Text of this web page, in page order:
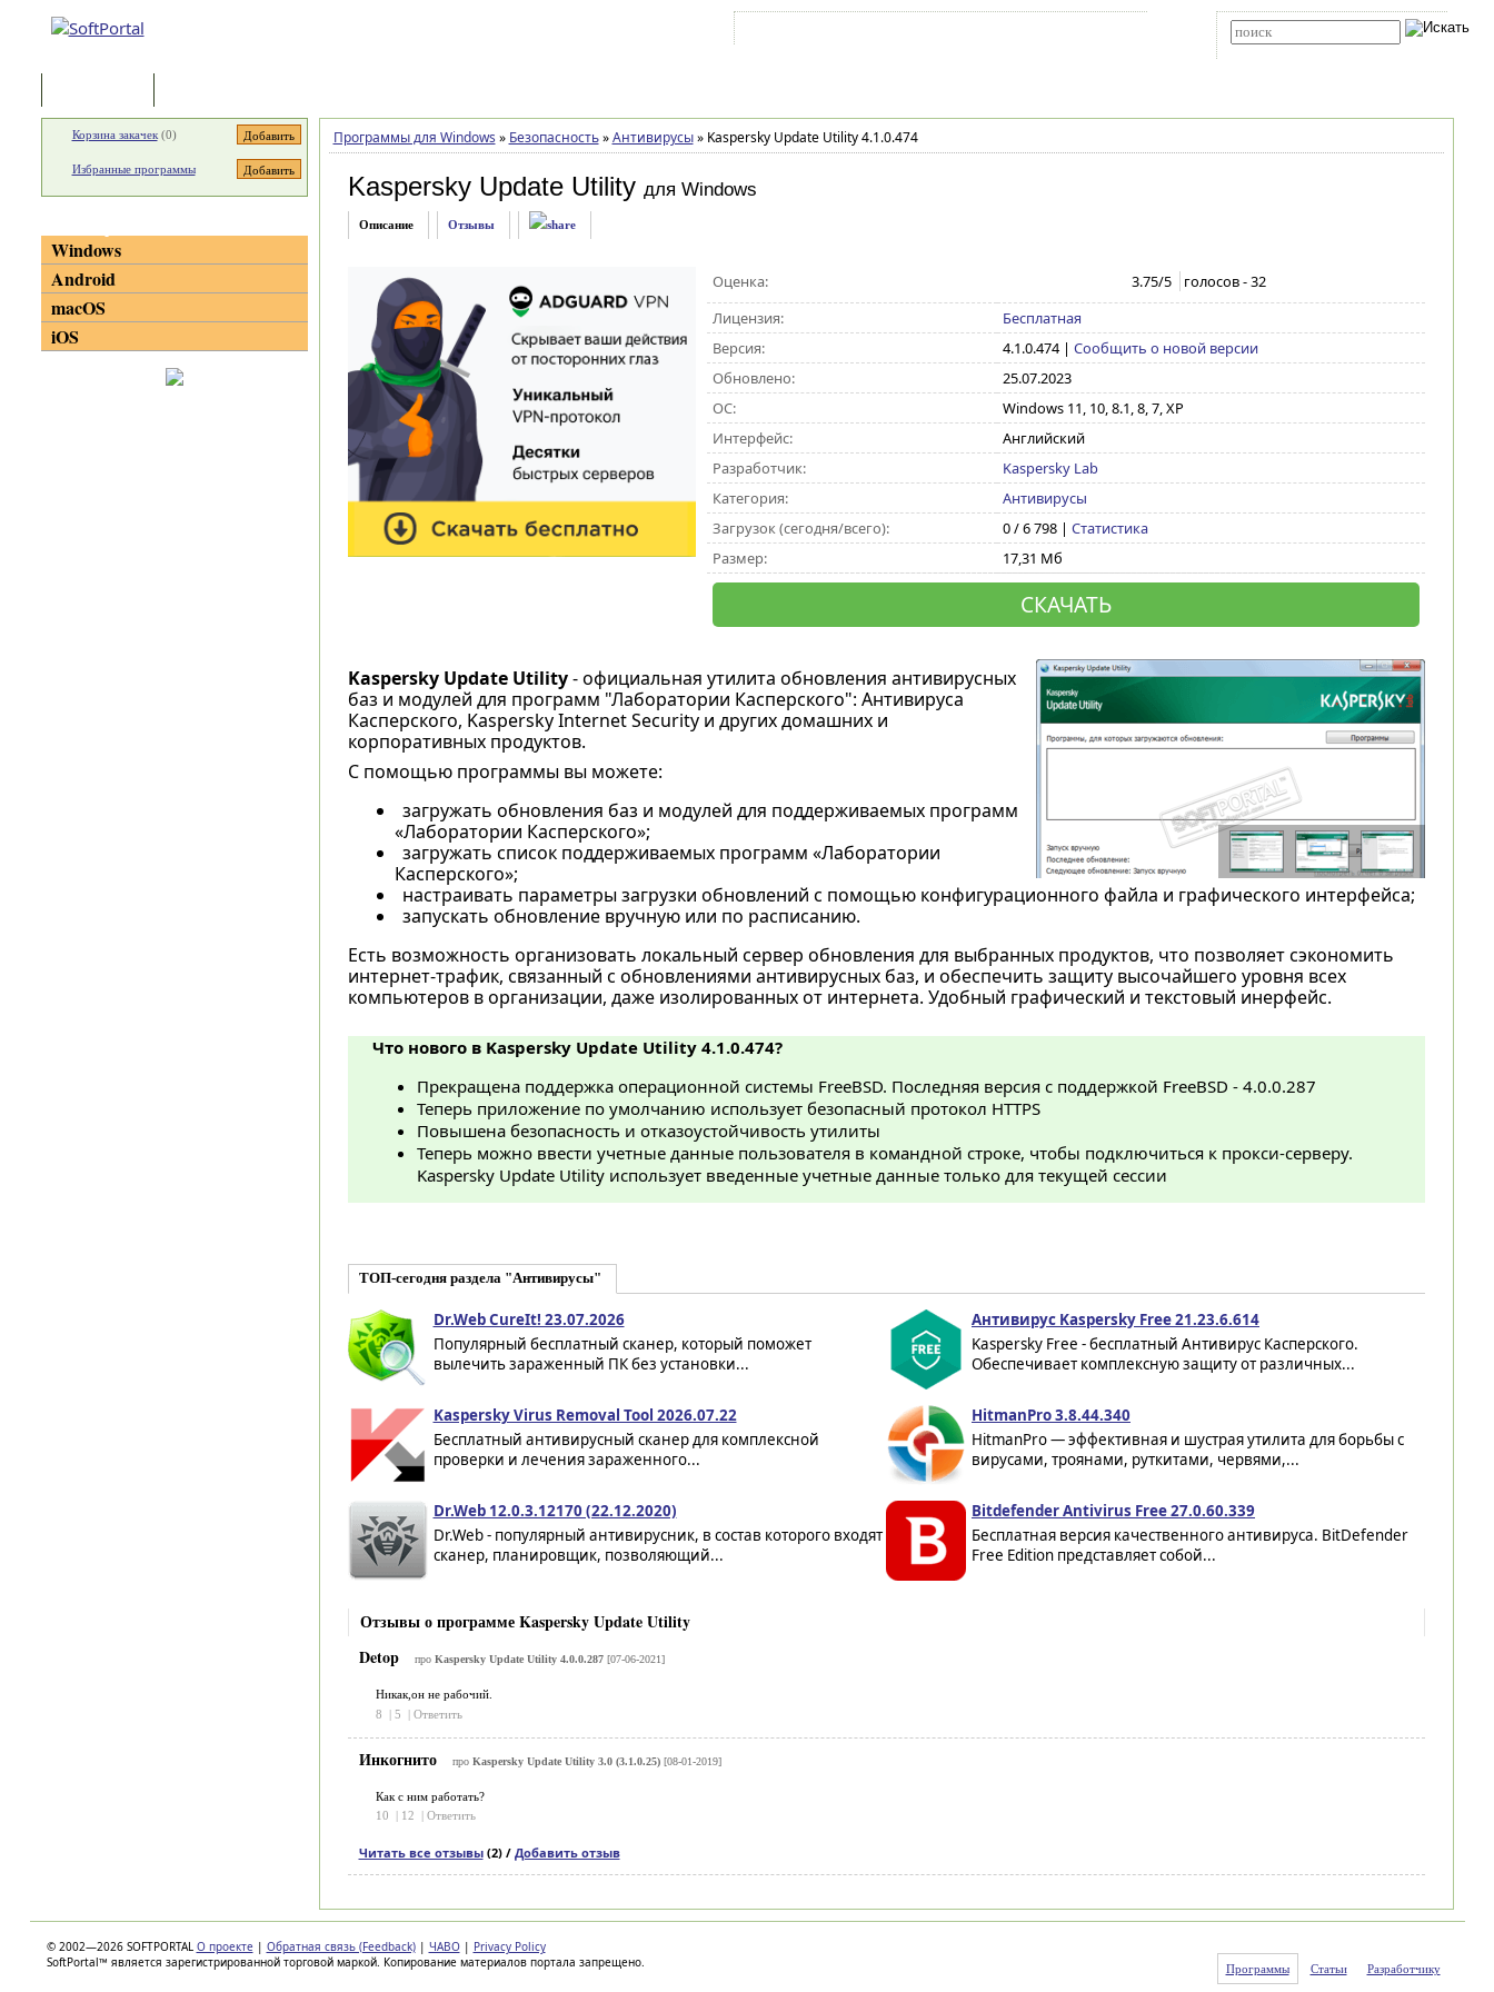
Программы для Windows » Безопасность » Антивирусы »Kaspersky Update Utility 4.1.0.474
Kaspersky Update Utility для Windows
Описание Отзывы
Оценка: 3.75/5 голосов -32
Лицензия:
Бесплатная
Версия:
4.1.0.474| Сообщить о новой версии
Обновлено:
25.07.2023
ОС:
Windows 11, 10, 8.1, 8, 7, XP
Интерфейс:
Английский
Разработчик:
Kaspersky Lab
Категория:
Антивирусы
Загрузок (сегодня/всего):
0 / 6 798 | Статистика
Размер:
17,31 Мб
СКАЧАТЬ
Kaspersky Update Utility- официальная утилита обновления антивирусных
баз и модулей для программ "Лаборатории Касперского": Антивируса
Касперского, Kaspersky Internet Security и других домашних и
корпоративных продуктов.
С помощью программы вы можете:
загружать обновления баз и модулей для поддерживаемых программ
«Лаборатории Касперского»;
загружать список поддерживаемых программ «Лаборатории
Касперского»;
настраивать параметры загрузки обновлений с помощью конфигурационного файла и графического интерфейса;
запускать обновление вручную или по расписанию.
Есть возможность организовать локальный сервер обновления для выбранных продуктов, что позволяет сэкономить
интернет-трафик, связанный с обновлениями антивирусных баз, и обеспечить защиту высочайшего уровня всех
компьютеров в организации, даже изолированных от интернета. Удобный графический и текстовый инерфейс.
Что нового в Kaspersky Update Utility 4.1.0.474?
Прекращена поддержка операционной системы FreeBSD. Последняя версия с поддержкой FreeBSD - 4.0.0.287
Теперь приложение по умолчанию использует безопасный протокол HTTPS
Повышена безопасность и отказоустойчивость утилиты
Теперь можно ввести учетные данные пользователя в командной строке, чтобы подключиться к прокси-серверу.
Kaspersky Update Utility использует введенные учетные данные только для текущей сессии
ТОП-сегодня раздела "Антивирусы"
Dr.Web CureIt! 23.07.2026
Популярный бесплатный сканер, который поможет
вылечить зараженный ПК без установки...
Антивирус Kaspersky Free 21.23.6.614
Kaspersky Free - бесплатный Антивирус Касперского.
Обеспечивает комплексную защиту от различных...
Kaspersky Virus Removal Tool 2026.07.22
Бесплатный антивирусный сканер для комплексной
проверки и лечения зараженного...
HitmanPro 3.8.44.340
HitmanPro — эффективная и шустрая утилита для борьбы с
вирусами, троянами, руткитами, червями,...
Dr.Web 12.0.3.12170 (22.12.2020)
Dr.Web - популярный антивирусник, в состав которого входят
сканер, планировщик, позволяющий...
Bitdefender Antivirus Free 27.0.60.339
Бесплатная версия качественного антивируса. BitDefender
Free Edition представляет собой...
Отзывы о программе Kaspersky Update Utility
Detop
про Kaspersky Update Utility 4.0.0.287[07-06-2021]
Никак,он не рабочий.
8
| 5 | Ответить
Инкогнито про Kaspersky Update Utility 3.0 (3.1.0.25)[08-01-2019]
Как с ним работать?
10
| 12 | Ответить
Читать все отзывы(2) / Добавить отзыв
Корзина закачек(0)
Избранные программы
Windows
Android
macOS
iOS
© 2002—2026 SOFTPORTAL О проекте | Обратная связь (Feedback) | ЧАВО | Privacy Policy
SoftPortal™ является зарегистрированной торговой маркой. Копирование материалов портала запрещено.
Программы Статьи Разработчику